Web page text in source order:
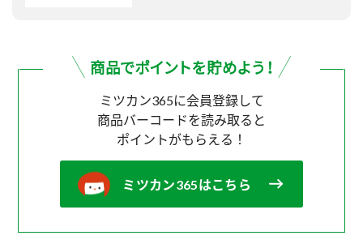
ミツカン365に会員登録して
商品バーコードを読み取ると
ポイントがもらえる！
ミツカン365はこちら